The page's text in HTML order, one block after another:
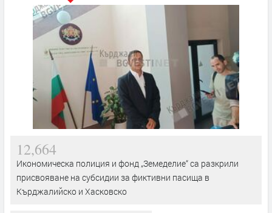
12,664
Икономическа полиция и фонд „Земеделие“ са разкрили
присвояване на субсидии за фиктивни пасища в
Кърджалийско и Хасковско